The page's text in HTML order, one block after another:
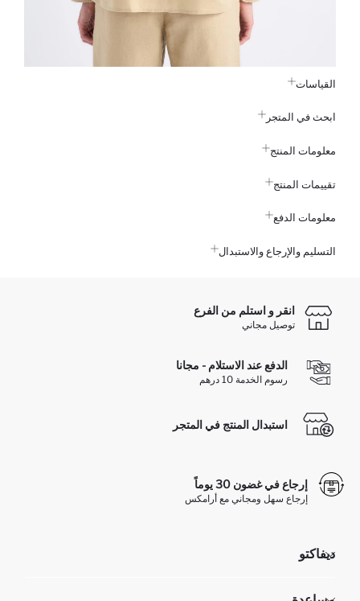
القياسات
ابحث في المتجر
معلومات المنتج
تقييمات المنتج
معلومات الدفع
التسليم والإرجاع والاستبدال
انقر و استلم من الفرع
توصيل مجاني
الدفع عند الاستلام - مجانا
رسوم الخدمة 10 درهم
استبدال المنتج في المتجر
إرجاع في غضون 30 يوماً
إرجاع سهل ومجاني مع أرامكس
ديفاكتو